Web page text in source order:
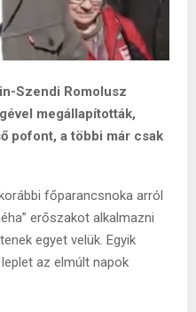
Szendi Romolusz
megállapították,
pofont, a többi már csak
főparancsnoka arról
erőszakot alkalmazni
egyet velük. Egyik
az elmúlt napok